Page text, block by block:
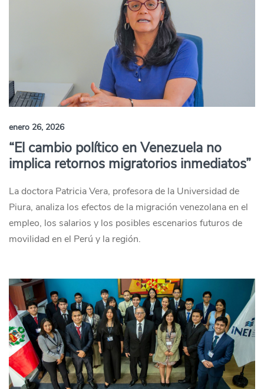
enero 26, 2026
“El cambio político en Venezuela no
implica retornos migratorios inmediatos”
La doctora Patricia Vera, profesora de la Universidad de
Piura, analiza los efectos de la migración venezolana en el
empleo, los salarios y los posibles escenarios futuros de
movilidad en el Perú y la región.